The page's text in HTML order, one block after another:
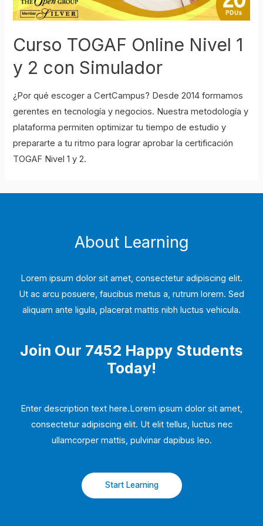
Curso TOGAF Online Nivel 1
y 2 con Simulador
¿Por qué escoger a CertCampus? Desde 2014 formamos
gerentes en tecnología y negocios. Nuestra metodología y
plataforma permiten optimizar tu tiempo de estudio y
prepararte a tu ritmo para lograr aprobar la certificación
TOGAF Nivel 1 y 2.
About Learning
Lorem ipsum dolor sit amet, consectetur adipiscing elit.
Ut ac arcu posuere, faucibus metus a, rutrum lorem. Sed
aliquam ante ligula, placerat mattis nibh luctus vehicula.
Join Our 7452 Happy Students​
Today!
Enter description text here.Lorem ipsum dolor sit amet,
consectetur adipiscing elit. Ut elit tellus, luctus nec
ullamcorper mattis, pulvinar dapibus leo.​
Start Learning